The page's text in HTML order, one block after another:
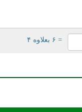
= ۶ بعلاوه ۴